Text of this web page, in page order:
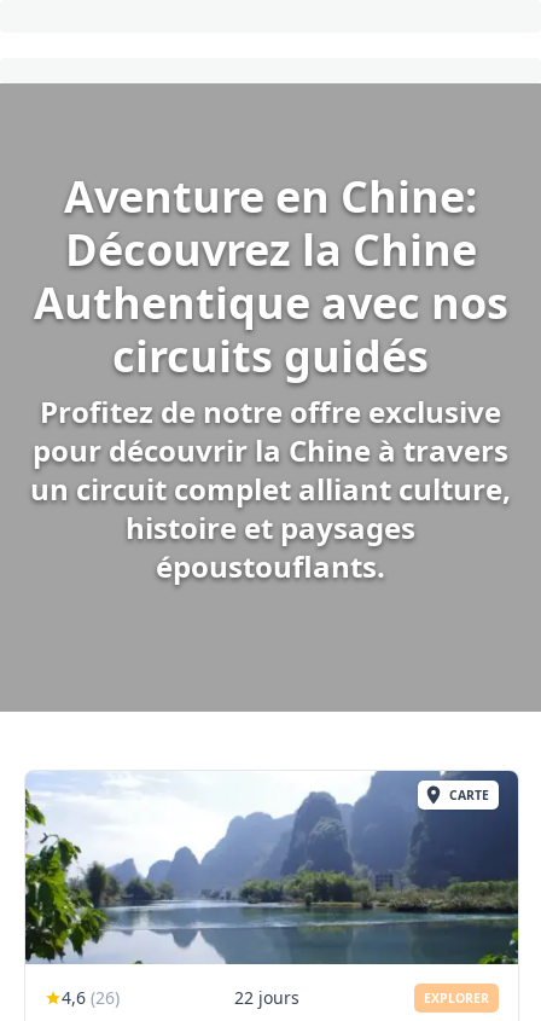
Aventure en Chine:
Découvrez la Chine
Authentique avec nos
circuits guidés
Profitez de notre offre exclusive
pour découvrir la Chine à travers
un circuit complet alliant culture,
histoire et paysages
époustouflants.
CARTE
4,6 (26) 22 jours EXPLORER